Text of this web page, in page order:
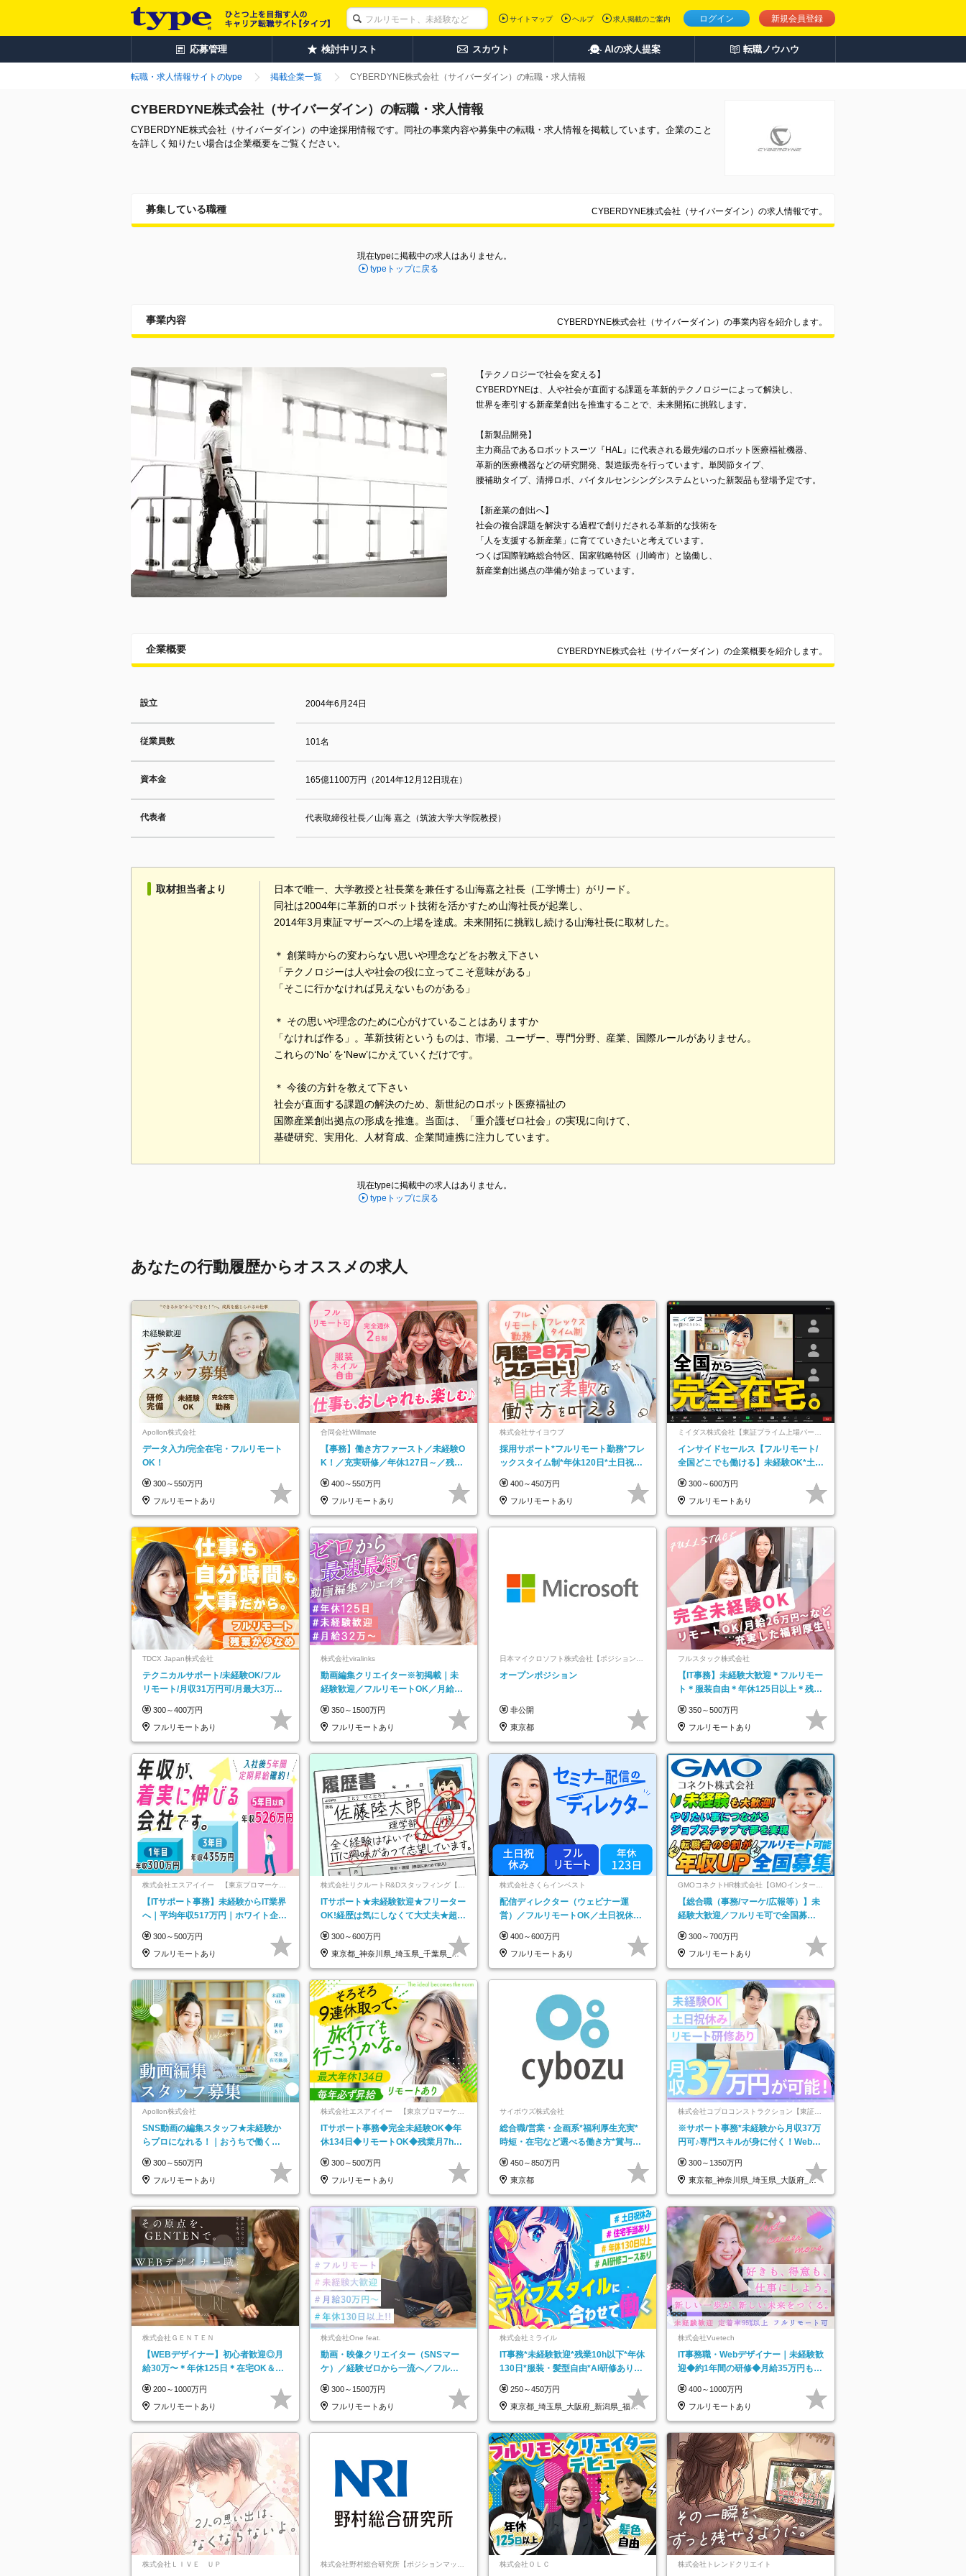
ログイン 新規会員登録
サイトマップ ヘルプ 求人掲載のご案内
応募管理 検討中リスト スカウト AIの求人提案 転職ノウハウ
転職・求人情報サイトのtype 掲載企業一覧 CYBERDYNE株式会社（サイバーダイン）の転職・求人情報
CYBERDYNE株式会社（サイバーダイン）の転職・求人情報
CYBERDYNE株式会社（サイバーダイン）の中途採用情報です。同社の事業内容や募集中の転職・求人情報を掲載しています。企業のこと
を詳しく知りたい場合は企業概要をご覧ください。
募集している職種 CYBERDYNE株式会社（サイバーダイン）の求人情報です。
現在typeに掲載中の求人はありません。
typeトップに戻る
事業内容 CYBERDYNE株式会社（サイバーダイン）の事業内容を紹介します。
【テクノロジーで社会を変える】
CYBERDYNEは、人や社会が直面する課題を革新的テクノロジーによって解決し、
世界を牽引する新産業創出を推進することで、未来開拓に挑戦します。
【新製品開発】
主力商品であるロボットスーツ『HAL』に代表される最先端のロボット医療福祉機器、
革新的医療機器などの研究開発、製造販売を行っています。単関節タイプ、
腰補助タイプ、清掃ロボ、バイタルセンシングシステムといった新製品も登場予定です。
【新産業の創出へ】
社会の複合課題を解決する過程で創りだされる革新的な技術を
「人を支援する新産業」に育てていきたいと考えています。
つくば国際戦略総合特区、国家戦略特区（川崎市）と協働し、
新産業創出拠点の準備が始まっています。
企業概要 CYBERDYNE株式会社（サイバーダイン）の企業概要を紹介します。
設立 2004年6月24日
従業員数 101名
資本金 165億1100万円（2014年12月12日現在）
代表者 代表取締役社長／山海 嘉之（筑波大学大学院教授）
取材担当者より
日本で唯一、大学教授と社長業を兼任する山海嘉之社長（工学博士）がリード。
同社は2004年に革新的ロボット技術を活かすため山海社長が起業し、
2014年3月東証マザーズへの上場を達成。未来開拓に挑戦し続ける山海社長に取材した。
＊ 創業時からの変わらない思いや理念などをお教え下さい
「テクノロジーは人や社会の役に立ってこそ意味がある」
「そこに行かなければ見えないものがある」
＊ その思いや理念のために心がけていることはありますか
「なければ作る」。革新技術というものは、市場、ユーザー、専門分野、産業、国際ルールがありません。
これらの‘No’ を‘New’にかえていくだけです。
＊ 今後の方針を教えて下さい
社会が直面する課題の解決のため、新世紀のロボット医療福祉の
国際産業創出拠点の形成を推進。当面は、「重介護ゼロ社会」の実現に向けて、
基礎研究、実用化、人材育成、企業間連携に注力しています。
現在typeに掲載中の求人はありません。
typeトップに戻る
あなたの行動履歴からオススメの求人
Apollon株式会社
データ入力/完全在宅・フルリモート
OK！
300～550万円
フルリモートあり
合同会社Willmate
【事務】働き方ファースト／未経験O
K！／充実研修／年休127日～／残業
400～550万円
フルリモートあり
株式会社サイヨウブ
採用サポート*フルリモート勤務*フレ
ックスタイム制*年休120日*土日祝休
400～450万円
フルリモートあり
ミイダス株式会社【東証プライム上場パーソ
インサイドセールス【フルリモート/
全国どこでも働ける】未経験OK*土日
300～600万円
フルリモートあり
TDCX Japan株式会社
テクニカルサポート/未経験OK/フル
リモート/月収31万円可/月最大3万の
300～400万円
フルリモートあり
株式会社viralinks
動画編集クリエイター※初掲載｜未
経験歓迎／フルリモートOK／月給32
350～1500万円
フルリモートあり
日本マイクロソフト株式会社【ポジションマ
ッチ登録】
オープンポジション
非公開
東京都
フルスタック株式会社
【IT事務】未経験大歓迎＊フルリモー
ト＊服装自由＊年休125日以上＊残業
350～500万円
フルリモートあり
株式会社エスアイイー 【東京プロマーケッ
ト上場】
【ITサポート事務】未経験からIT業界
へ｜平均年収517万円｜ホワイト企業
300～500万円
フルリモートあり
株式会社リクルートR&Dスタッフィング【リ
クルートグループ】
ITサポート★未経験歓迎★フリーター
OK!経歴は気にしなくて大丈夫★超大
300～600万円
東京都_神奈川県_埼玉県_千葉県_大
阪府…
株式会社さくらインベスト
配信ディレクター（ウェビナー運
営）／フルリモートOK／土日祝休み
400～600万円
フルリモートあり
GMOコネクトHR株式会社【GMOインターネ
ットグループ】
【総合職（事務/マーケ/広報等）】未
経験大歓迎／フルリモ可で全国募
★
300～700万円
フルリモートあり
Apollon株式会社
SNS動画の編集スタッフ★未経験か
らプロになれる！｜おうちで働くフ
300～550万円
フルリモートあり
株式会社エスアイイー 【東京プロマーケッ
ITサポート事務◆完全未経験OK◆年
休134日◆リモートOK◆残業月7h以
300～500万円
フルリモートあり
サイボウズ株式会社
総合職/営業・企画系*福利厚生充実*
時短・在宅など選べる働き方*賞与年
450～850万円
東京都
株式会社コプロコンストラクション【東証プ
ライム上場コプロ・ホールディングス子会
社】
※サポート事務*未経験から月収37万
円可♪専門スキルが身に付く！Web面
300～1350万円
東京都_神奈川県_埼玉県_大阪府_愛
知県…
株式会社ＧＥＮＴＥＮ
【WEBデザイナー】初⼼者歓迎◎⽉
給30万〜＊年休125⽇＊在宅OK＆研
200～1000万円
フルリモートあり
株式会社One feat.
動画・映像クリエイター（SNSマー
ケ）／経験ゼロから一流へ／フルリ
日以上
300～1500万円
フルリモートあり
株式会社ミライル
IT事務*未経験歓迎*残業10h以下*年休
130日*服装・髪型自由*AI研修あり*
250～450万円
東京都_埼玉県_大阪府_新潟県_福岡
県
株式会社Vuetech
IT事務職・Webデザイナー｜未経験歓
迎◆約1年間の研修◆月給35万円も可
400～1000万円
フルリモートあり
株式会社ＬＩＶＥ ＵＰ
株式会社野村総合研究所【ポジションマッチ
株式会社ＯＬＣ 株式会社トレンドクリエイト